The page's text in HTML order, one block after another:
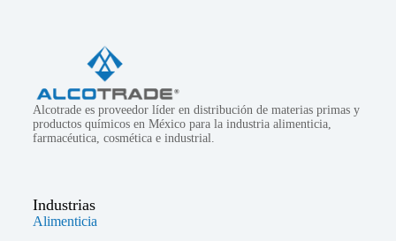
Alcotrade es proveedor líder en distribución de materias primas y
productos químicos en México para la industria alimenticia,
farmacéutica, cosmética e industrial.
Industrias
Alimenticia